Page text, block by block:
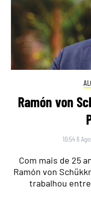
Ramón von
10:54 6
Com mais de 25
Ramón von
trabalhou